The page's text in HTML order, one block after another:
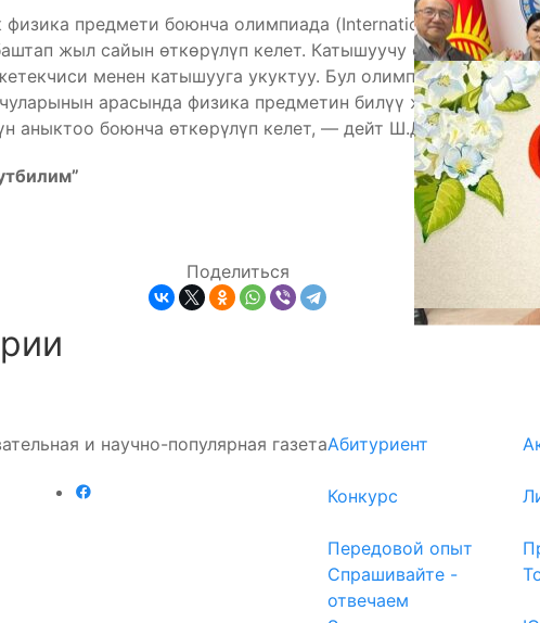
предмети боюнча олимпиада (International Physics
жыл сайын өткөрүлүп келет. Катышуучу өлкө беш
менен катышууга укуктуу. Бул олимпиада түрдүү
арасында физика предметин билүү жана анын
аныктоо боюнча өткөрүлүп келет, — дейт Ш.Дубанаева.
Поделиться
и научно-популярная газетаАбитуриент
Конкурс
Передовой опыт
Спрашивайте -
отвечаем